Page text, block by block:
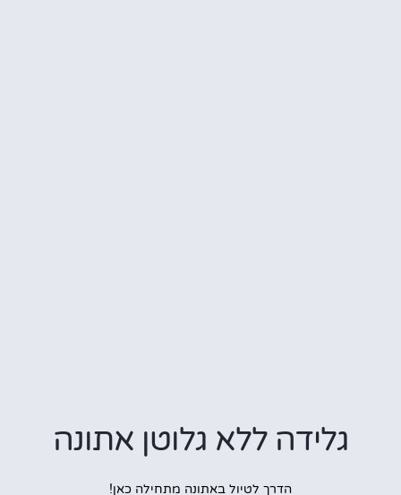
ללא גלוטן אתונה
הדרך לטיול באתונה מתחילה כאן!